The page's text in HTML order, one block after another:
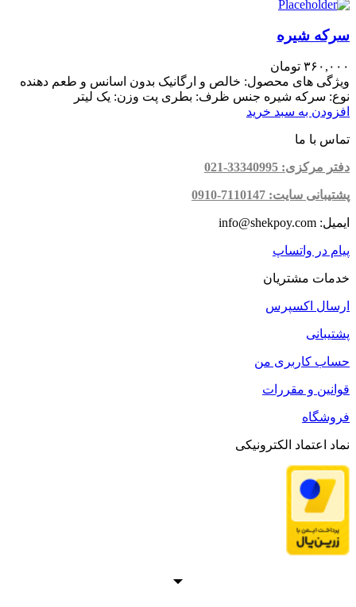
سرکه شیره
۳۶۰,۰۰۰ تومان
ویژگی های محصول: خالص و ارگانیک بدون اسانس و طعم دهنده
نوع: سرکه شیره جنس ظرف: بطری پت وزن: یک لیتر
افزودن به سبد خرید
تماس با ما
دفتر مرکزی: 33340995-021
پشتیبانی سایت: 7110147-0910
ایمیل: info@shekpoy.com
پیام در واتساپ
خدمات مشتریان
ارسال اکسپرس
پشتیبانی
حساب کاربری من
قوانین و مقررات
فروشگاه
نماد اعتماد الکترونیکی